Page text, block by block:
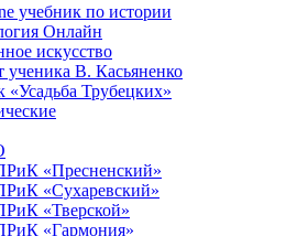
учебник по истории
Онлайн
искусство
ученика В. Касьяненко
«Усадьба Трубецких»
«Пресненский»
«Сухаревский»
«Тверской»
«Гармония»